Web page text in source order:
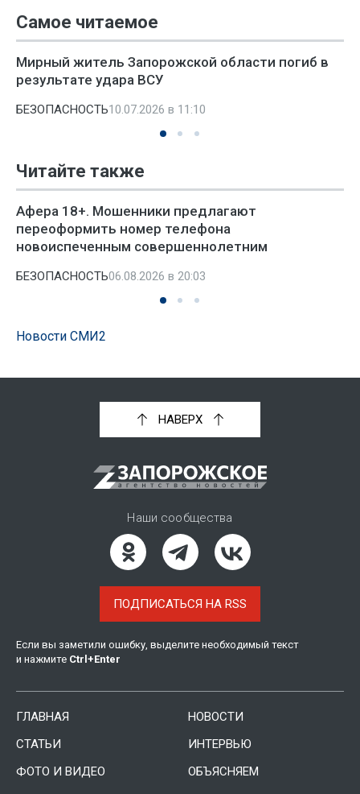
Самое читаемое
Мирный житель Запорожской области погиб в
результате удара ВСУ
БЕЗОПАСНОСТЬ10.07.2026 в 11:10
Читайте также
Афера 18+. Мошенники предлагают
переоформить номер телефона
новоиспеченным совершеннолетним
БЕЗОПАСНОСТЬ06.08.2026 в 20:03
Новости СМИ2
НАВЕРХ
Наши сообщества
ПОДПИСАТЬСЯ НА RSS
Если вы заметили ошибку, выделите необходимый текст
и нажмите Ctrl +Enter
ГЛАВНАЯ
НОВОСТИ
СТАТЬИ
ИНТЕРВЬЮ
ФОТО И ВИДЕО
ОБЪЯСНЯЕМ